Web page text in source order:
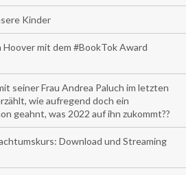
Kinder
mit dem #BookTok Award
seiner Frau Andrea Paluch im letzten
wie aufregend doch ein
geahnt, was 2022 auf ihn zukommt??
Download und Streaming